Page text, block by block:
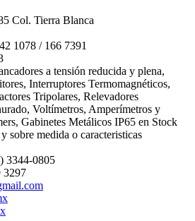
Col. Tierra Blanca
1078 / 166 7391
a tensión reducida y plena,
Interruptores Termomagnéticos,
Tripolares, Relevadores
Voltímetros, Amperímetros y
Gabinetes Metálicos IP65 en Stock
sobre medida o caracteristicas
3344-0805
3297